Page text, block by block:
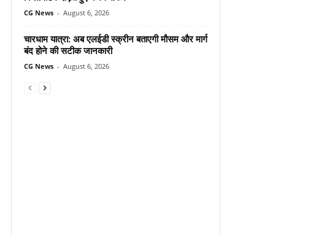
CG News - August 6, 2026
चारधाम यात्रा: अब एलईडी स्क्रीन बताएगी मौसम और मार्ग
बंद होने की सटीक जानकारी
CG News - August 6, 2026